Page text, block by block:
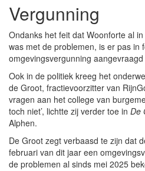
Vergunning
Ondanks het feit dat Woonforte al
was met de problemen, is er pas in
omgevingsvergunning
Ook in de politiek kreeg het
de Groot, fractievoorzitter van
vragen aan het college van
toch niet’, lichtte zij verder toe in De
Alphen.
De Groot zegt verbaasd te zijn dat
februari van dit jaar een
de problemen al sinds mei 2025